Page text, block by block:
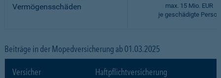
Vermögensschäden
max. 15 Mio. EUR
je geschädigte Person
Beiträge in der Mopedversicherung ab 01.03.2025
Versicher
Haftpflichtversicherung